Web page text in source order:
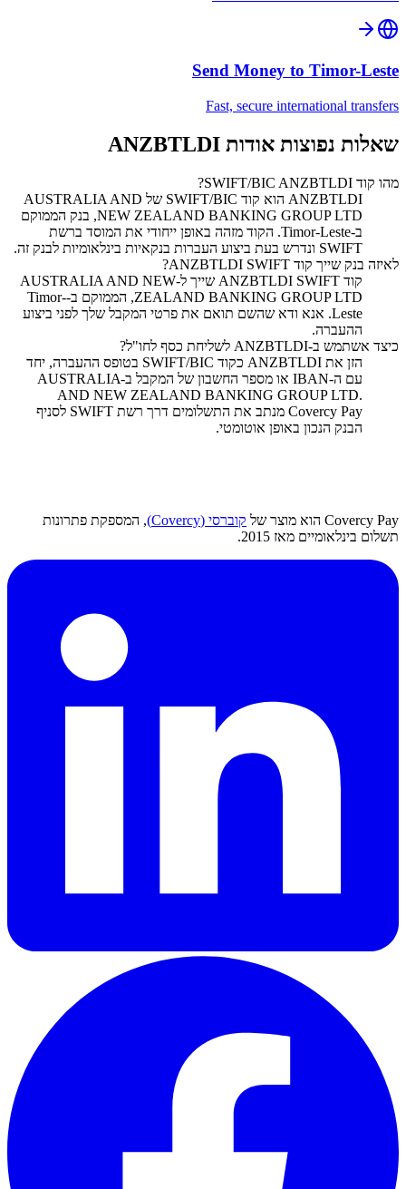
Send Money to Timor-Leste
Fast, secure international transfers
שאלות נפוצות אודות ANZBTLDI
מהו קוד SWIFT/BIC ANZBTLDI?
‏ANZBTLDI הוא קוד SWIFT/BIC של AUSTRALIA AND
NEW ZEALAND BANKING GROUP LTD, בנק הממוקם
ב-Timor-Leste. הקוד מזהה באופן ייחודי את המוסד ברשת
SWIFT ונדרש בעת ביצוע העברות בנקאיות בינלאומיות לבנק זה.
לאיזה בנק שייך קוד SWIFT ‏ANZBTLDI?
קוד SWIFT ‏ANZBTLDI שייך ל-AUSTRALIA AND NEW
ZEALAND BANKING GROUP LTD, הממוקם ב-Timor-
Leste. אנא ודא שהשם תואם את פרטי המקבל שלך לפני ביצוע
ההעברה.
כיצד אשתמש ב-ANZBTLDI לשליחת כסף לחו"ל?
הזן את ANZBTLDI כקוד SWIFT/BIC בטופס ההעברה, יחד
עם ה-IBAN או מספר החשבון של המקבל ב-AUSTRALIA
AND NEW ZEALAND BANKING GROUP LTD.
Covercy Pay מנתב את התשלומים דרך רשת SWIFT לסניף
הבנק הנכון באופן אוטומטי.
Covercy Pay הוא מוצר של קוברסי (Covercy)
, המספקת פתרונות
תשלום בינלאומיים מאז 2015.